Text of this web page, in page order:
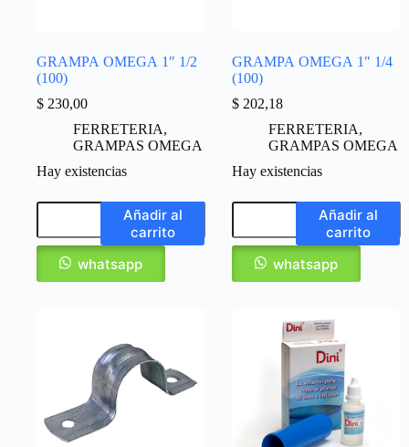
GRAMPA OMEGA 1″ 1/2
(100)
$ 230,00
FERRETERIA,
GRAMPAS OMEGA
Hay existencias
Añadir al
carrito
whatsapp
GRAMPA OMEGA 1″ 1/4
(100)
$ 202,18
FERRETERIA,
GRAMPAS OMEGA
Hay existencias
Añadir al
carrito
whatsapp